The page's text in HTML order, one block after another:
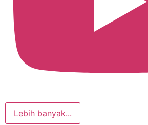
Lebih banyak...